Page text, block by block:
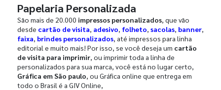
Papelaria Personalizada
São mais de 20.000 impressos personalizados, que vão
desde cartão de visita, adesivo, folheto, sacolas, banner,
faixa, brindes personalizados, até impressos para linha
editorial e muito mais! Por isso, se você deseja um cartão
de visita para imprimir, ou imprimir toda a linha de
personalizados para sua marca, você está no lugar certo,
Gráfica em São paulo, ou Gráfica online que entrega em
todo o Brasil é a GIV Online,